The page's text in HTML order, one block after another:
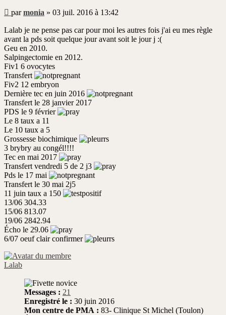
Message
non
lu
parmonia » 03 juil. 2016 à 13:42
Lalab je ne pense pas car pour moi les autres fois j'ai eu mes règle
avant la pds soit quelque jour avant soit le jour j :(
Geu en 2010.
Salpingectomie en 2012.
Fiv1 6 ovocytes
Transfert
Fiv2 12 embryon
Dernière tec en juin 2016
Transfert le 28 janvier 2017
PDS le 9 février
Le 8 taux a 11
Le 10 taux a 5
Grossesse biochimique
3 brybry au congél!!!!
Tec en mai 2017
Transfert vendredi 5 de 2 j3
Pds le 17 mai
Transfert le 30 mai 2j5
11 juin taux a 150
13/06 304.33
15/06 813.07
19/06 2842.94
Écho le 29.06
6/07 oeuf clair confirmer
Lalab
Messages : 21
Enregistré le : 30 juin 2016
Mon centre de PMA : 83- Clinique St Michel (Toulon)